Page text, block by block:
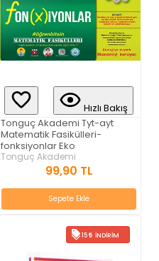
Hızlı Bakış
Tonguç Akademi Tyt-ayt
Matematik Fasikülleri-
fonksiyonlar Eko
Tonguç Akademi
99,90 TL
Sepete Ekle
15 İNDIRIM